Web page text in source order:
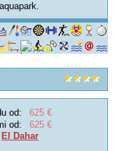
od:
625 €
od:
625 €
El Dahar